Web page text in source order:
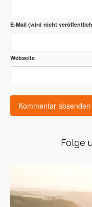
E-Mail (wird nicht
Webseite
Folge